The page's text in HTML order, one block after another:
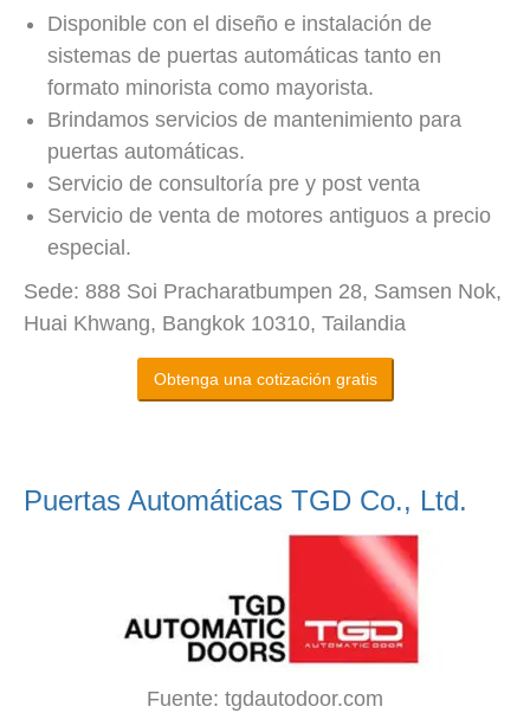
Disponible con el diseño e instalación de
sistemas de puertas automáticas tanto en
formato minorista como mayorista.
Brindamos servicios de mantenimiento para
puertas automáticas.
Servicio de consultoría pre y post venta
Servicio de venta de motores antiguos a precio
especial.
Sede: 888 Soi Pracharatbumpen 28, Samsen Nok,
Huai Khwang, Bangkok 10310, Tailandia
Obtenga una cotización gratis
Puertas Automáticas TGD Co., Ltd.
Fuente: tgdautodoor.com